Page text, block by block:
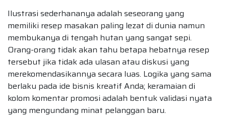
Ilustrasi sederhananya adalah seseorang yang
memiliki resep masakan paling lezat di dunia namun
membukanya di tengah hutan yang sangat sepi.
Orang-orang tidak akan tahu betapa hebatnya resep
tersebut jika tidak ada ulasan atau diskusi yang
merekomendasikannya secara luas. Logika yang sama
berlaku pada ide bisnis kreatif Anda; keramaian di
kolom komentar promosi adalah bentuk validasi nyata
yang mengundang minat pelanggan baru.